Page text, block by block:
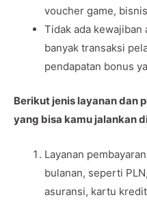
voucher game,
Tidak ada kewajiban
banyak transaksi
pendapatan bonus
Berikut jenis layanan dan
yang bisa kamu jalankan
Layanan
bulanan, seperti
asuransi, kartu